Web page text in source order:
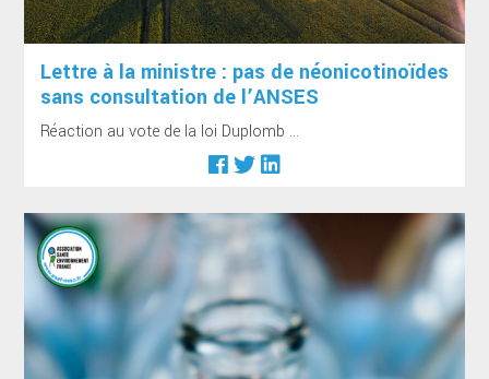
Lettre à la ministre : pas de néonicotinoïdes
sans consultation de l’ANSES
Réaction au vote de la loi Duplomb ...